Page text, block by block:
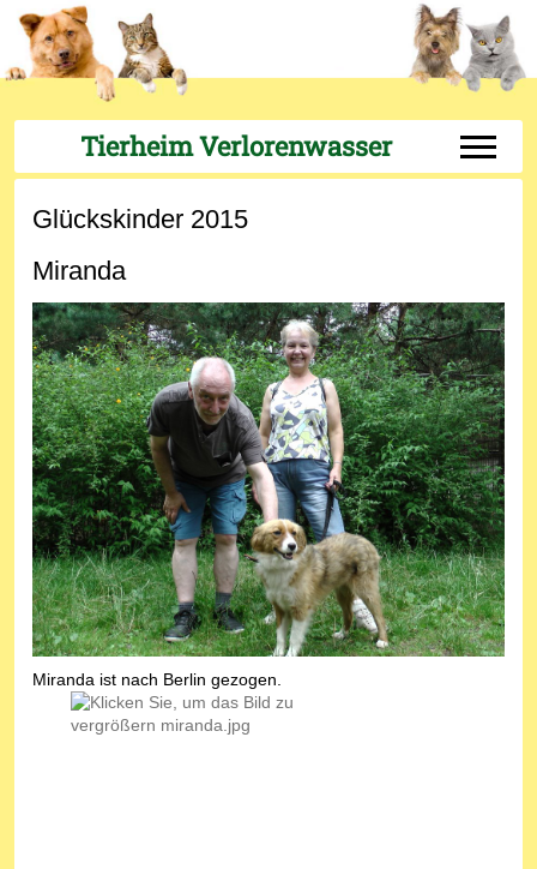
Tierheim Verlorenwasser Off-
Glückskinder 2015
Miranda
Miranda ist nach Berlin gezogen.